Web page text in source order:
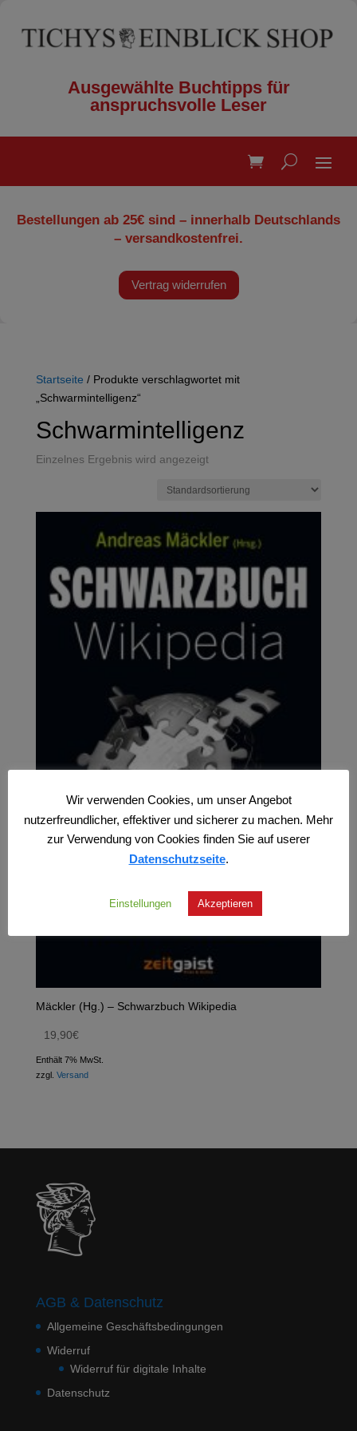
Ausgewählte Buchtipps für
anspruchsvolle Leser
Bestellungen ab 25€ sind – innerhalb Deutschlands
– versandkostenfrei.
Vertrag widerrufen
Startseite / Produkte verschlagwortet mit
„Schwarmintelligenz“
Schwarmintelligenz
Einzelnes Ergebnis wird angezeigt
Mäckler (Hg.) – Schwarzbuch Wikipedia
19,90€
Enthält 7% MwSt.
zzgl. Versand
AGB & Datenschutz
Allgemeine Geschäftsbedingungen
Widerruf
Widerruf für digitale Inhalte
Datenschutz
Wir verwenden Cookies, um unser Angebot
nutzerfreundlicher, effektiver und sicherer zu machen. Mehr
zur Verwendung von Cookies finden Sie auf userer
Datenschutzseite.
Einstellungen Akzeptieren